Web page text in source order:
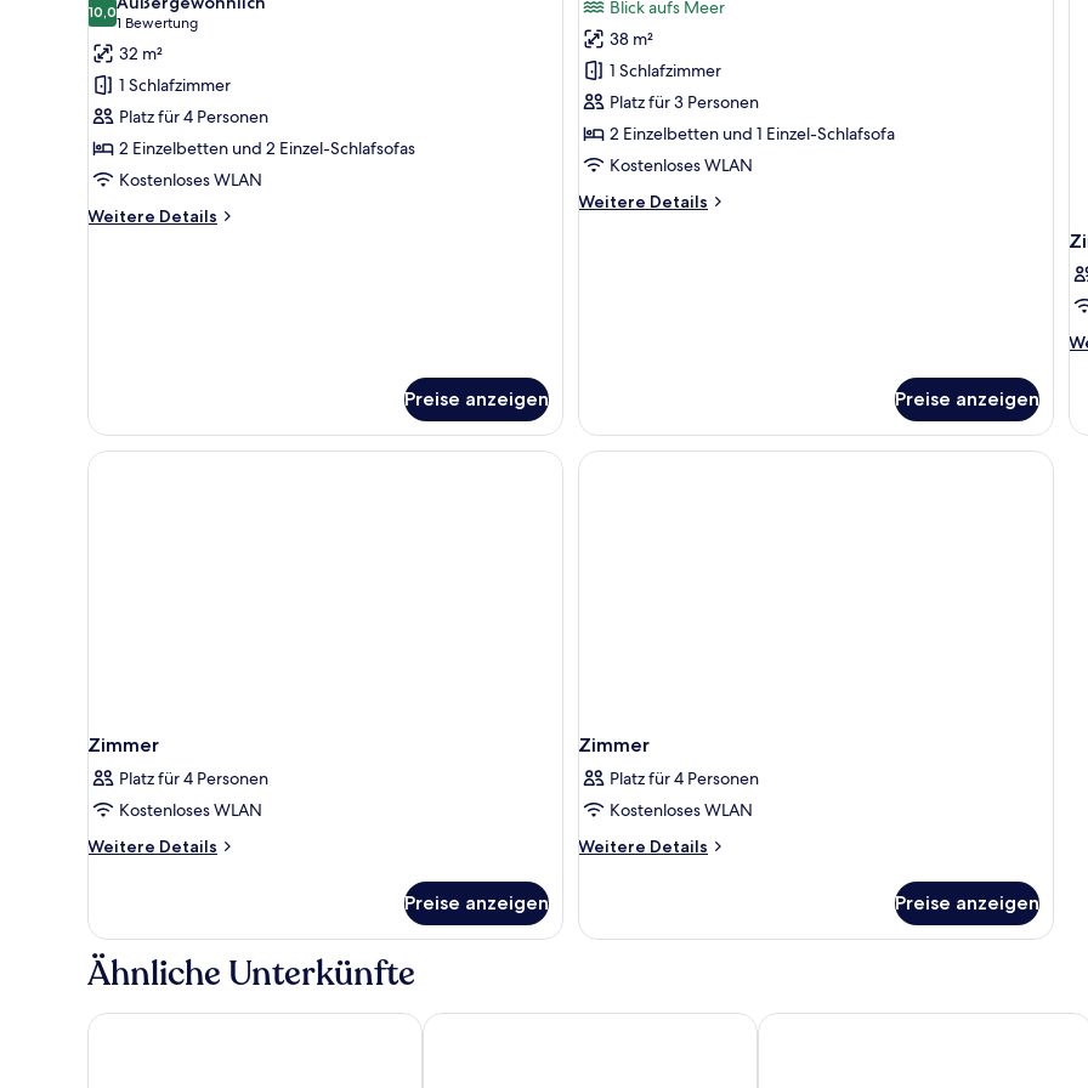
für
Superior-
Doppelzimmer,
Poolblick,
Erdgeschoss
anzeigen
10,010,0 von 10
1 Bewertung
(1
Bewertung)
32 m²
1 Schlafzimmer
Platz für 4 Personen
2 Einzelbetten und 2 Einzel-Schlafsofas
Kostenloses WLAN
Weitere Details
Weitere
Preise anzeigen
für
Deluxe-
Zimmer,
Poolzugang,
Meerblick
anzeigen
Blick aufs Meer
38 m²
1 Schlafzimmer
Platz für 3 Personen
2 Einzelbetten und 1 Einzel-Schlafsofa
Kostenloses WLAN
Weitere Details
Weitere
Preise anzeigen
Zimmer
Platz für 4 Personen
Kostenloses WLAN
Weitere Details
Weitere
Preise anzeigen
Zimmer
Platz für 4 Personen
Kostenloses WLAN
Weitere Details
Weitere
Preise anzeigen
Ähnliche Unterkünfte
Apollo Beach Venezia Resort Hotel & Spa - All inclusiveRodos Palace Hotel